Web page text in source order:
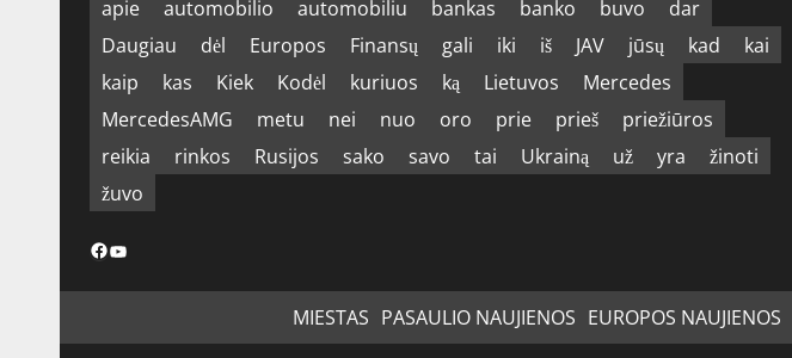
apie automobilio automobiliu bankas banko buvo
dar
Daugiau
dėl Europos Finansų gali iki iš JAV jūsų kad
kai
kaip
kas Kiek Kodėl kuriuos ką Lietuvos
Mercedes
MercedesAMG
metu nei nuo oro prie prieš
priežiūros
reikia
rinkos Rusijos sako savo tai Ukrainą už yra
žinoti
žuvo
Facebook
YouTube
MIESTAS PASAULIO NAUJIENOS EUROPOS NAUJIENOS